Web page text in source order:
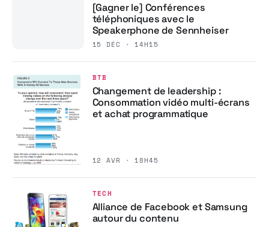
[Gagner le] Conférences
téléphoniques avec le
Speakerphone de Sennheiser
15 DÉC · 14H15
BTB
Changement de leadership :
Consommation vidéo multi-écrans
et achat programmatique
12 AVR · 18H45
TECH
Alliance de Facebook et Samsung
autour du contenu